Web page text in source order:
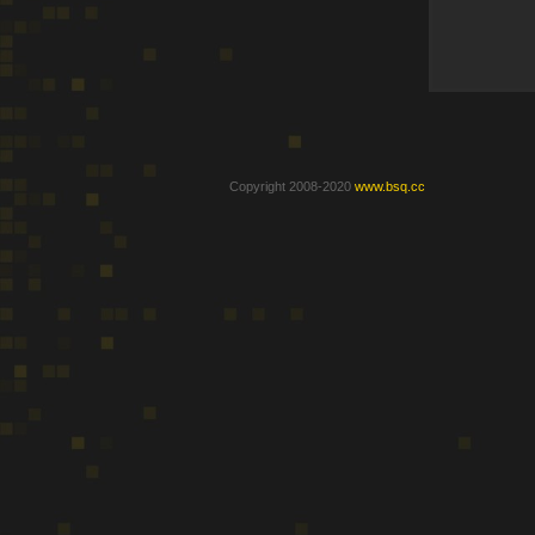
Copyright 2008-2020 www.bsq.cc